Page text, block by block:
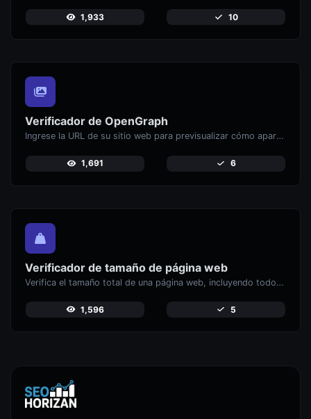
1,933 10
Verificador de OpenGraph
Ingrese la URL de su sitio web para previsualizar cómo aparecen sus páginas cuando s
1,691 6
Verificador de tamaño de página web
Verifica el tamaño total de una página web, incluyendo todos los recursos, para el análi
1,596 5